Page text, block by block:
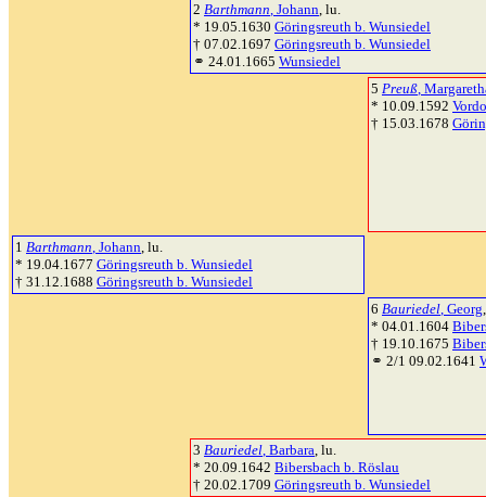
2 Barthmann, Johann, lu.
* 19.05.1630 Göringsreuth b. Wunsiedel
† 07.02.1697 Göringsreuth b. Wunsiedel
⚭ 24.01.1665 Wunsiedel
5 Preuß,
* 10.09.1592
† 15.03.1678
1 Barthmann, Johann, lu.
* 19.04.1677 Göringsreuth b. Wunsiedel
† 31.12.1688 Göringsreuth b. Wunsiedel
6 Bauriedel, Georg
* 04.01.1604
† 19.10.1675
⚭ 2/1 09.02.1641
3 Bauriedel, Barbara, lu.
* 20.09.1642 Bibersbach b. Röslau
† 20.02.1709 Göringsreuth b. Wunsiedel